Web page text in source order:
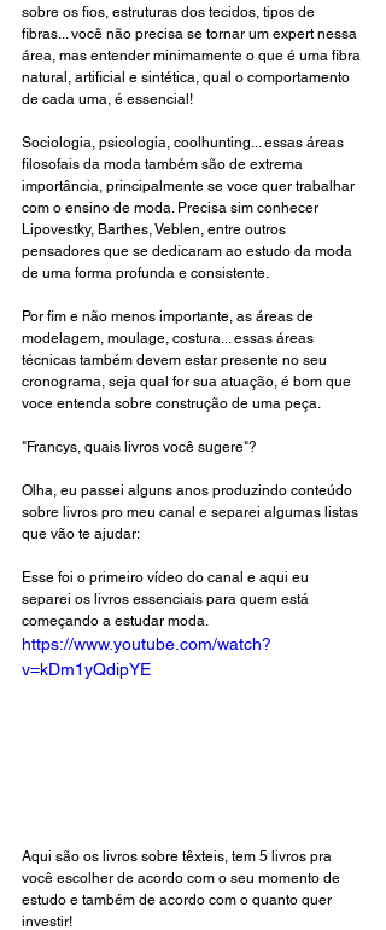
sobre os fios, estruturas dos tecidos, tipos de
fibras... você não precisa se tornar um expert nessa
área, mas entender minimamente o que é uma fibra
natural, artificial e sintética, qual o comportamento
de cada uma, é essencial!
Sociologia, psicologia, coolhunting... essas áreas
filosofais da moda também são de extrema
importância, principalmente se voce quer trabalhar
com o ensino de moda. Precisa sim conhecer
Lipovestky, Barthes, Veblen, entre outros
pensadores que se dedicaram ao estudo da moda
de uma forma profunda e consistente.
Por fim e não menos importante, as áreas de
modelagem, moulage, costura... essas áreas
técnicas também devem estar presente no seu
cronograma, seja qual for sua atuação, é bom que
voce entenda sobre construção de uma peça.
"Francys, quais livros você sugere"?
Olha, eu passei alguns anos produzindo conteúdo
sobre livros pro meu canal e separei algumas listas
que vão te ajudar:
Esse foi o primeiro vídeo do canal e aqui eu
separei os livros essenciais para quem está
começando a estudar moda.
https://www.youtube.com/watch?
v=kDm1yQdipYE
Aqui são os livros sobre têxteis, tem 5 livros pra
você escolher de acordo com o seu momento de
estudo e também de acordo com o quanto quer
investir!